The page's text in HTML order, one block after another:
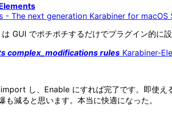
- The next generation Karabiner for macOS
GUI でポチポチするだけでプラグイン的に
complex_modifications rules Karabiner-
し、Enable にすれば完了です。即使
も減ると思います。本当に快適になった。